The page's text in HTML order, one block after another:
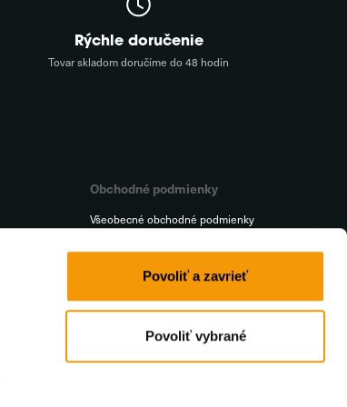
Povoliť a zavrieť
Povoliť vybrané
Rýchle doručenie
Tovar skladom doručíme do 48 hodín
Obchodné podmienky
Všeobecné obchodné podmienky
Reklamačný poriadok
Ochrana osobných údajov